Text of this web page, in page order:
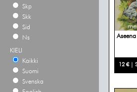
Skp
Skk
Sid
Ns
KIELI
Kaikki
Suomi
Svenska
12 € |